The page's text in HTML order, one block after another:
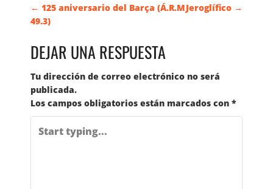
N
A
V
E
G
← 125 aniversario del Barça (Á.R.M
49.3)
Jeroglífico →
DEJAR UNA RESPUESTA
Tu dirección de correo electrónico no será
publicada.
Los campos obligatorios están marcados con *